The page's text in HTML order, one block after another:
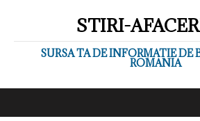
STIRI-
SURSA TA DE INFORMATIE DE
ROMANIA